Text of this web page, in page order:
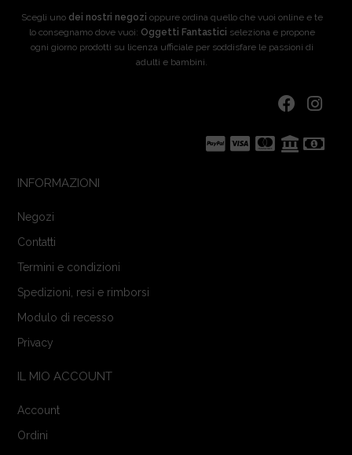
Scegli uno dei nostri negozi oppure ordina quello che vuoi online e te
lo consegnamo dove vuoi: Oggetti Fantastici seleziona e propone
ogni giorno prodotti su licenza ufficiale per soddisfare le passioni di
adulti e bambini.
INFORMAZIONI
Negozi
Contatti
Termini e condizioni
Spedizioni, resi e rimborsi
Modulo di recesso
Privacy
IL MIO ACCOUNT
Account
Ordini